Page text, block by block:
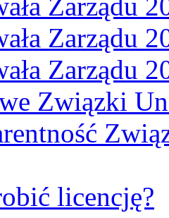
Zarządu
Zarządu
Związki
licencję?